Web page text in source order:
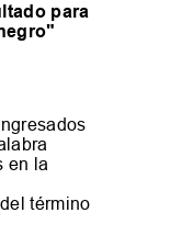
para
"
en la
término